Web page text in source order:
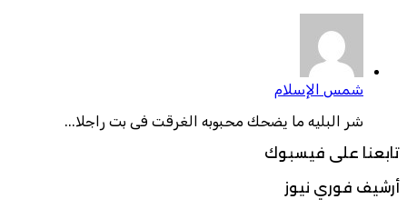
شمس الإسلام
شر البليه ما يضحك محبوبه الغرقت فى بت راجلا...
تابعنا على فيسبوك
أرشيف فوري نيوز